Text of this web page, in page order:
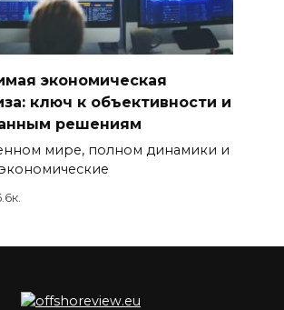
экономическая
ключ к объективности и
решениям
мире, полном динамики и